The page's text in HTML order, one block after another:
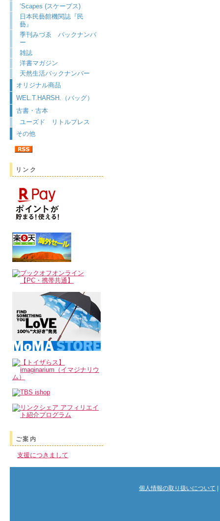
‘Scapes (スケープス)
日本民藝館機関誌『民
藝』
季刊みづゑ バックナンバ
ー
雑誌
洋書マガジン
天然生活バックナンバー
オリジナル商品
WEL.T.HARSH.（バッグ）
古書・古本
ユーズド リトルプレス
その他
リンク
ご案内
支援につきまして
個人情報の取り扱いについて